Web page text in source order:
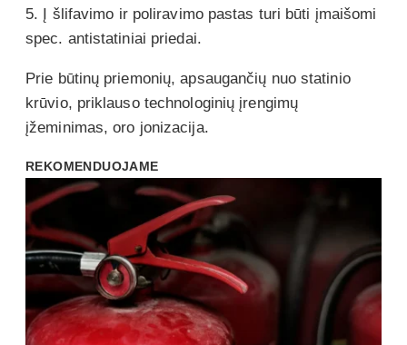
5. Į šlifavimo ir poliravimo pastas turi būti įmaišomi
spec. antistatiniai priedai.
Prie būtinų priemonių, apsaugančių nuo statinio
krūvio, priklauso technologinių įrengimų
įžeminimas, oro jonizacija.
REKOMENDUOJAME